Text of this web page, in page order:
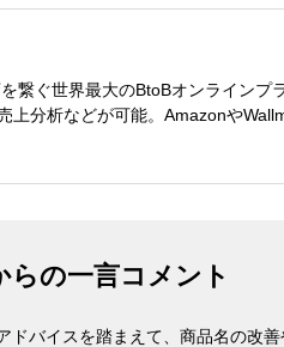
繋ぐ世界最大のBtoBオンライン
上分析などが可能。Amazonや
らの一言コメント
ドバイスを踏まえて、商品名の改